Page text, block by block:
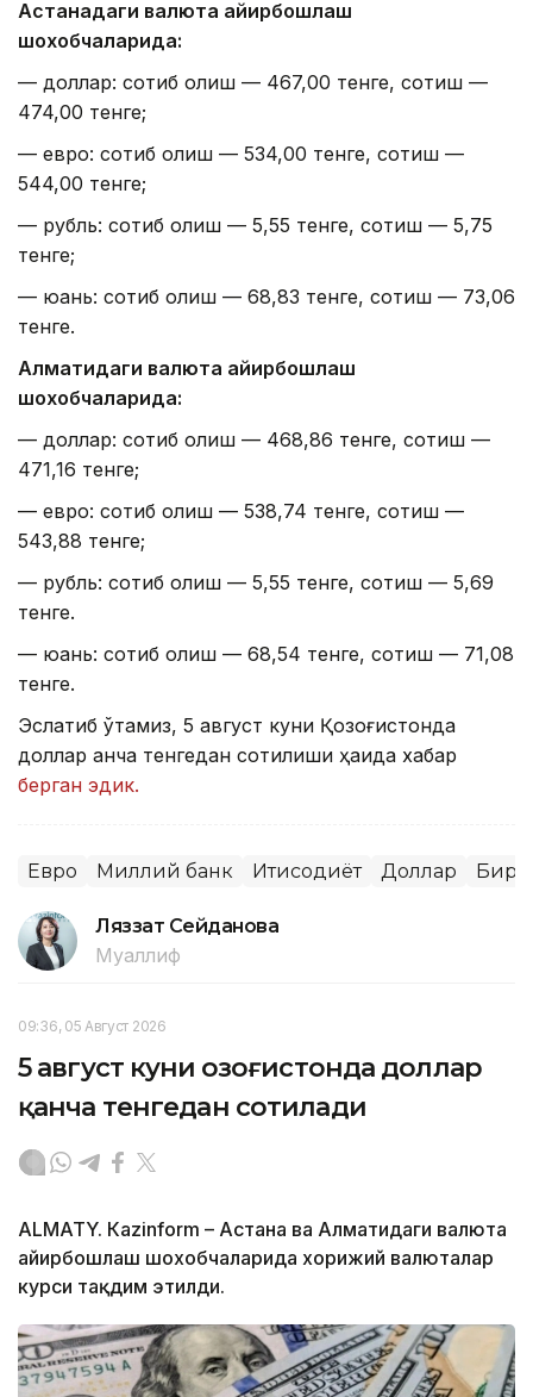
Астанадаги валюта айирбошлаш
шохобчаларида:
— доллар: сотиб олиш — 467,00 тенге, сотиш —
474,00 тенге;
— евро: сотиб олиш — 534,00 тенге, сотиш —
544,00 тенге;
— рубль: сотиб олиш — 5,55 тенге, сотиш — 5,75
тенге;
— юань: сотиб олиш — 68,83 тенге, сотиш — 73,06
тенге.
Алматидаги валюта айирбошлаш
шохобчаларида:
— доллар: сотиб олиш — 468,86 тенге, сотиш —
471,16 тенге;
— евро: сотиб олиш — 538,74 тенге, сотиш —
543,88 тенге;
— рубль: сотиб олиш — 5,55 тенге, сотиш — 5,69
тенге.
— юань: сотиб олиш — 68,54 тенге, сотиш — 71,08
тенге.
Эслатиб ўтамиз, 5 август куни Қозоғистонда
доллар қанча тенгедан сотилиши ҳақида хабар
берган эдик.
Евро Миллий банк Иқтисодиёт Доллар
Ляззат Сейданова
Муаллиф
09:36, 05 Август 2026
5 август куни Қозоғистонда доллар
қанча тенгедан сотилади
ALMATY. Кazinform – Астана ва Алматидаги валюта
айирбошлаш шохобчаларида хорижий валюталар
курси тақдим этилди.